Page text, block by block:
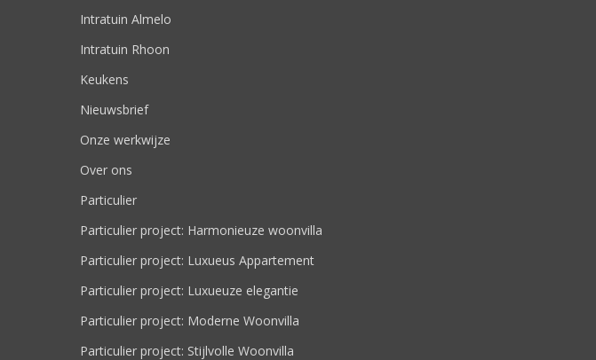
Intratuin Almelo
Intratuin Rhoon
Keukens
Nieuwsbrief
Onze werkwijze
Over ons
Particulier
Particulier project: Harmonieuze woonvilla
Particulier project: Luxueus Appartement
Particulier project: Luxueuze elegantie
Particulier project: Moderne Woonvilla
Particulier project: Stijlvolle Woonvilla